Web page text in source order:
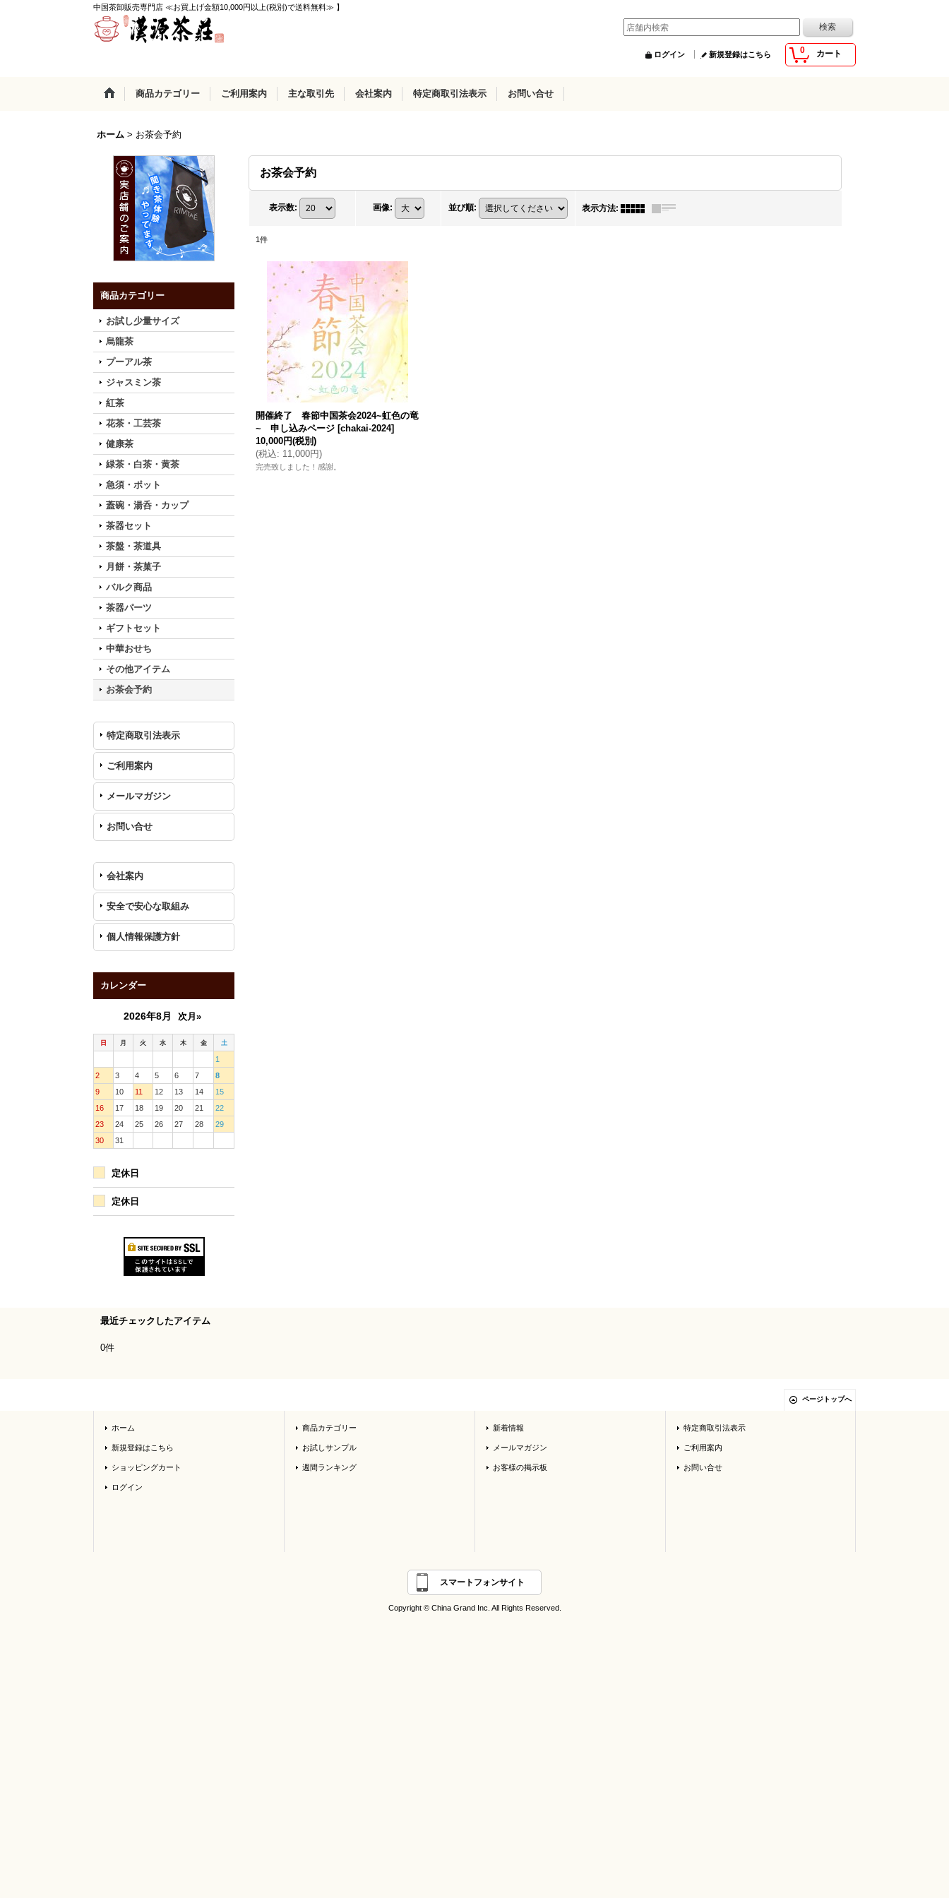
中国茶卸販売専門店 ≪お買上げ金額10,000円以上(税別)で送料無料≫ 】
0 カート
ログイン 新規登録はこちら
商品カテゴリー ご利用案内 主な取引先 会社案内 特定商取引法表示 お問い合せ
ホーム > お茶会予約
商品カテゴリー
お試し少量サイズ
烏龍茶
プーアル茶
ジャスミン茶
紅茶
花茶・工芸茶
健康茶
緑茶・白茶・黄茶
急須・ポット
蓋碗・湯呑・カップ
茶器セット
茶盤・茶道具
月餅・茶菓子
バルク商品
茶器パーツ
ギフトセット
中華おせち
その他アイテム
お茶会予約
特定商取引法表示
ご利用案内
メールマガジン
お問い合せ
会社案内
安全で安心な取組み
個人情報保護方針
カレンダー
2026年8月 次月»
日 月 火 水 木 金 土
1
2
3 4 5 6 7
8
9
10 11 12 13 14
15
16
17 18 19 20 21
22
23
24 25 26 27 28
29
30
31
定休日
定休日
お茶会予約
表示数: 画像: 並び順: 表示方法:
1件
開催終了 春節中国茶会2024~虹色の竜
~ 申し込みページ [chakai-2024]
10,000円(税別)
(税込: 11,000円)
完売致しました！感謝。
最近チェックしたアイテム
0件
ページトップへ
ホーム
新規登録はこちら
ショッピングカート
ログイン
商品カテゴリー
お試しサンプル
週間ランキング
新着情報
メールマガジン
お客様の掲示板
特定商取引法表示
ご利用案内
お問い合せ
スマートフォンサイト
Copyright © China Grand Inc. All Rights Reserved.